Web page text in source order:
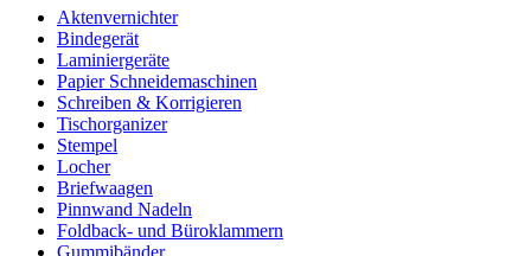
Aktenvernichter
Bindegerät
Laminiergeräte
Papier Schneidemaschinen
Schreiben & Korrigieren
Tischorganizer
Stempel
Locher
Briefwaagen
Pinnwand Nadeln
Foldback- und Büroklammern
Gummibänder